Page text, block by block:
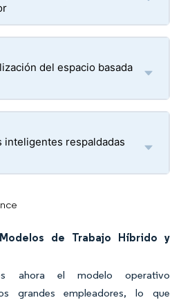
del espacio basada
inteligentes respaldadas
de Trabajo Híbrido y
ahora el modelo operativo
grandes empleadores, lo que